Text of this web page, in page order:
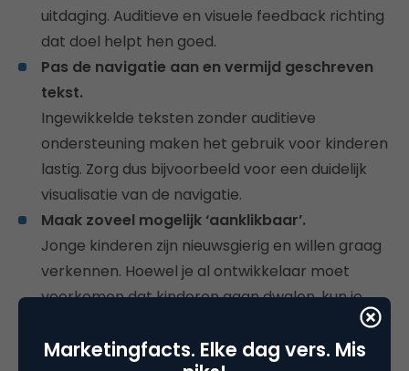
uitdaging. Auditieve en visuele feedback richting
dat doel helpt hen goed.
Pas de navigatie aan en vermijd geschreven
tekst.
Ingewikkelde teksten zonder auditieve
ondersteuning maken het gebruik voor kinderen
lastig. Zorg dus bijvoorbeeld voor een duidelijk
visualisatie van de navigatie.
Maak zoveel mogelijk ‘aanklikbaar’.
Jonge kinderen zijn nieuwsgierig en willen graag
verkennen. Hoewel je al ontwikkelaar moet
voorkomen dat kinderen gaan dwalen, kun je
tegemoet komen door onderdelen te laten
Marketingfacts. Elke dag vers. Mis